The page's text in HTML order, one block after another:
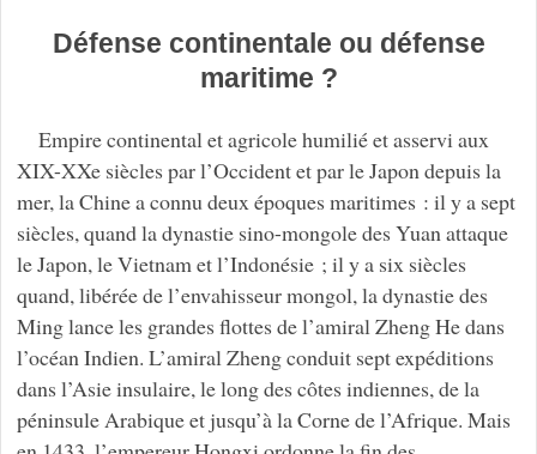
Défense continentale ou défense
maritime ?
Empire continental et agricole humilié et asservi aux
XIX-XXe siècles par l’Occident et par le Japon depuis la
mer, la Chine a connu deux époques maritimes : il y a sept
siècles, quand la dynastie sino-mongole des Yuan attaque
le Japon, le Vietnam et l’Indonésie ; il y a six siècles
quand, libérée de l’envahisseur mongol, la dynastie des
Ming lance les grandes flottes de l’amiral Zheng He dans
l’océan Indien. L’amiral Zheng conduit sept expéditions
dans l’Asie insulaire, le long des côtes indiennes, de la
péninsule Arabique et jusqu’à la Corne de l’Afrique. Mais